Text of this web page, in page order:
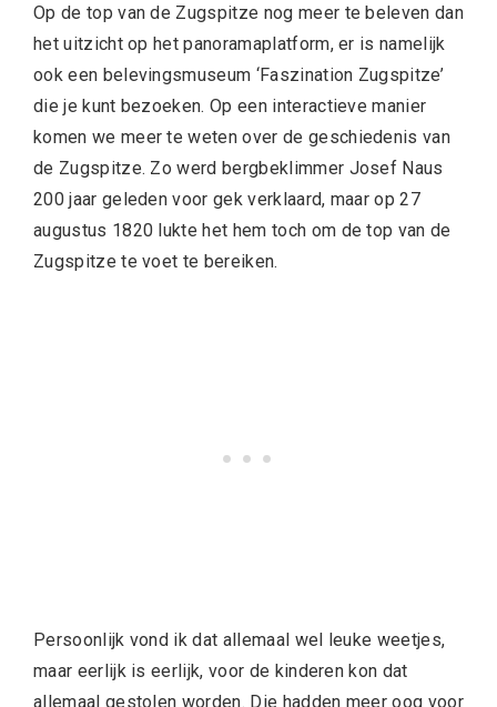
Op de top van de Zugspitze nog meer te beleven dan
het uitzicht op het panoramaplatform, er is namelijk
ook een belevingsmuseum ‘Faszination Zugspitze’
die je kunt bezoeken. Op een interactieve manier
komen we meer te weten over de geschiedenis van
de Zugspitze. Zo werd bergbeklimmer Josef Naus
200 jaar geleden voor gek verklaard, maar op 27
augustus 1820 lukte het hem toch om de top van de
Zugspitze te voet te bereiken.
Persoonlijk vond ik dat allemaal wel leuke weetjes,
maar eerlijk is eerlijk, voor de kinderen kon dat
allemaal gestolen worden. Die hadden meer oog voor